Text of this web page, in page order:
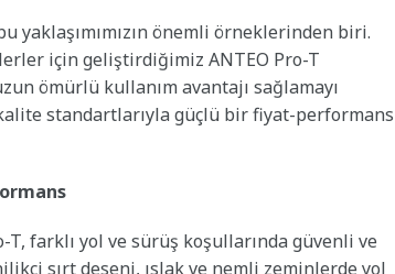
yaklaşımımızın önemli örneklerinden biri.
için geliştirdiğimiz ANTEO Pro-T
ömürlü kullanım avantajı sağlamayı
standartlarıyla güçlü bir fiyat-performans
farklı yol ve sürüş koşullarında güvenli ve
sırt deseni, ıslak ve nemli zeminlerde yol